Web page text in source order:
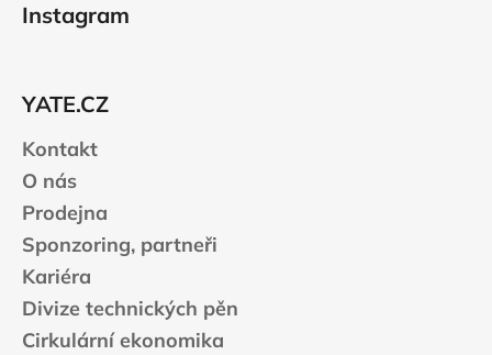
Instagram
YATE.CZ
Kontakt
O nás
Prodejna
Sponzoring, partneři
Kariéra
Divize technických pěn
Cirkulární ekonomika